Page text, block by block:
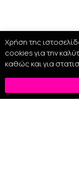
Χρήση της
cookies για την
καθώς και για